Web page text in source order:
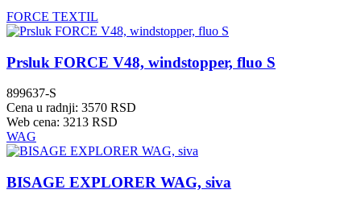
FORCE TEXTIL
Prsluk FORCE V48, windstopper, fluo S
899637-S
Cena u radnji: 3570 RSD
Web cena: 3213 RSD
WAG
BISAGE EXPLORER WAG, siva